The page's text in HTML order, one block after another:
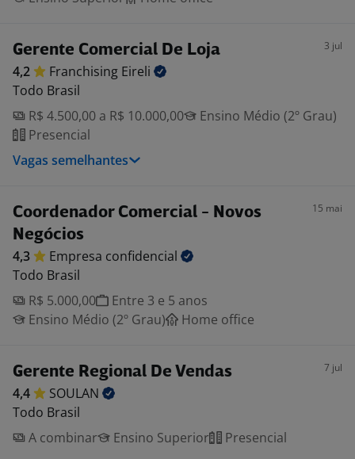
Gerente Comercial De Loja 3 jul
4,2 Franchising Eireli
Todo Brasil
R$ 4.500,00 a R$ 10.000,00
Ensino Médio (2º Grau)
Presencial
Vagas semelhantes
Coordenador Comercial - Novos
Negócios
15 mai
4,3 Empresa confidencial
Todo Brasil
R$ 5.000,00
Entre 3 e 5 anos
Ensino Médio (2º Grau)
Home office
Gerente Regional De Vendas 7 jul
4,4
SOULAN
Todo Brasil
A combinar
Ensino Superior Presencial